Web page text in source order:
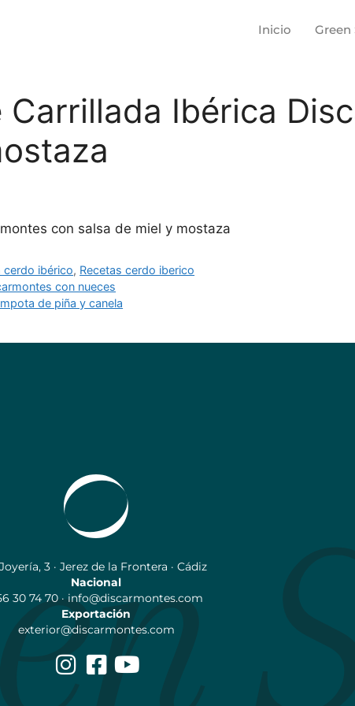
Inicio Green
Ibérica
con salsa de miel y mostaza
cerdo ibérico, Recetas cerdo iberico
con nueces
de piña y canela
3 · Jerez de la Frontera · Cádiz
Nacional
30 74 70 · info@discarmontes.com
Exportación
exterior@discarmontes.com